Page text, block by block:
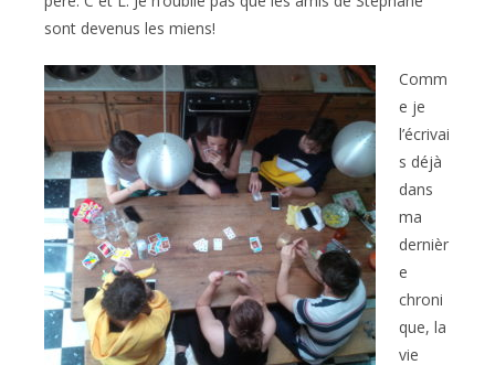
sont devenus les miens!
Comm
e je
l’écrivai
s déjà
dans
ma
dernièr
e
chroni
que, la
vie